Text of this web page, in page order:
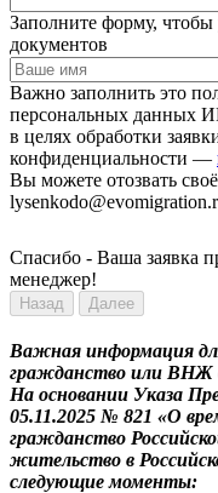
Заполните форму,
документов
Важно заполнить это
персональных данных
в целях обработки
конфиденциальности —
Вы можете отозвать
Спасибо - Ваша заявка
менеджер!
Назад Далее
Важная информация
гражданство или
На основании Указа
05.11.2025 № 821 «О
гражданство
жительство в
следующие моменты: